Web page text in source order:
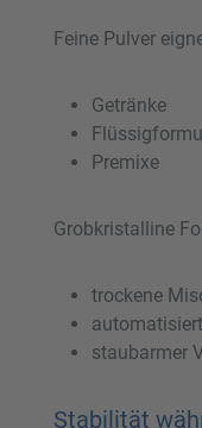
Feine Pulver
Getränke
Premixe
Grobkristalline
trockene
staubarmer
Stabilität